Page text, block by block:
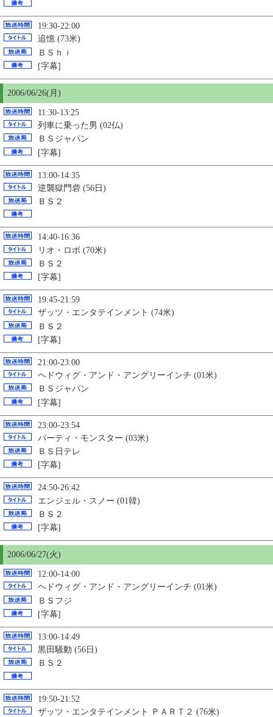
19:30-22:00
追憶 (73米)
ＢＳｈｉ
[字幕]
2006/06/26(月)
11:30-13:25
列車に乗った男 (02仏)
ＢＳジャパン
[字幕]
13:00-14:35
逆襲獄門砦 (56日)
ＢＳ２
14:40-16:36
リオ・ロボ (70米)
ＢＳ２
[字幕]
19:45-21:59
ザッツ・エンタテインメント (74米)
ＢＳ２
[字幕]
21:00-23:00
ヘドウィグ・アンド・アングリーインチ (01米)
ＢＳジャパン
[字幕]
23:00-23:54
パーティ・モンスター (03米)
ＢＳ日テレ
[字幕]
24:50-26:42
エンジェル・スノー (01韓)
ＢＳ２
[字幕]
2006/06/27(火)
12:00-14:00
ヘドウィグ・アンド・アングリーインチ (01米)
ＢＳフジ
[字幕]
13:00-14:49
黒田騒動 (56日)
ＢＳ２
19:50-21:52
ザッツ・エンタテインメント ＰＡＲＴ２ (76米)